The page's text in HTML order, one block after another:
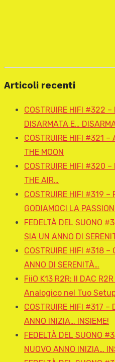
Articoli recenti
COSTRUIRE HIFI #322
DISARMATA E…
COSTRUIRE HIFI #321 –
THE MOON
COSTRUIRE HIFI #320
THE AIR…
COSTRUIRE HIFI #319
GODIAMOCI LA
FEDELTÀ DEL SUONO
SIA UN ANNO DI
COSTRUIRE HIFI #318
ANNO DI SERENITÀ…
FiiO K13 R2R: Il DAC
Analogico nel Tuo
COSTRUIRE HIFI #317 –
ANNO INIZIA… INSIEME!
FEDELTÀ DEL SUONO
NUOVO ANNO INIZIA…